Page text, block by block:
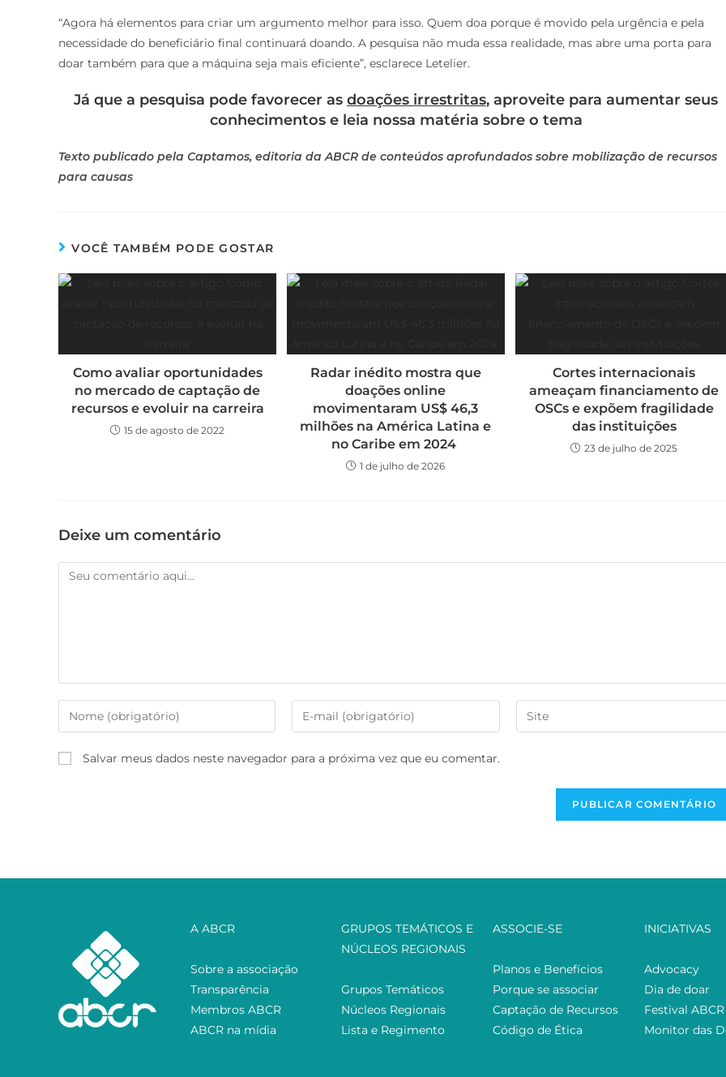
“Agora há elementos para criar um argumento melhor para isso. Quem doa porque é movido pela urgência e pela
necessidade do beneficiário final continuará doando. A pesquisa não muda essa realidade, mas abre uma porta para
doar também para que a máquina seja mais eficiente”, esclarece Letelier.
Já que a pesquisa pode favorecer as doações irrestritas, aproveite para aumentar seus
conhecimentos e leia nossa matéria sobre o tema
Texto publicado pela Captamos, editoria da ABCR de conteúdos aprofundados sobre mobilização de recursos
para causas
VOCÊ TAMBÉM PODE GOSTAR
Como avaliar oportunidades
no mercado de captação de
recursos e evoluir na carreira
15 de agosto de 2022
Radar inédito mostra que
doações online
movimentaram US$ 46,3
milhões na América Latina e
no Caribe em 2024
1 de julho de 2026
Cortes internacionais
ameaçam financiamento de
OSCs e expõem fragilidade
das instituições
23 de julho de 2025
Deixe um comentário
Salvar meus dados neste navegador para a próxima vez que eu comentar.
A ABCR
Sobre a associação
Transparência
Membros ABCR
ABCR na mídia
GRUPOS TEMÁTICOS E
NÚCLEOS REGIONAIS
Grupos Temáticos
Núcleos Regionais
Lista e Regimento
ASSOCIE-SE
Planos e Benefícios
Porque se associar
Captação de Recursos
Código de Ética
INICIATIVAS
Advocacy
Dia de doar
Festival ABCR
Monitor das